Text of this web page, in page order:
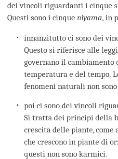
dei vincoli riguardanti i cinque
Questi sono i cinque niyama, in
innanzitutto ci sono dei
Questo si riferisce alle
governano il cambiamento
temperatura e del tempo.
fenomeni naturali non
poi ci sono dei vincoli
Si tratta dei principi della
crescita delle piante, come
che crescono in piante di
questi non sono karmici.